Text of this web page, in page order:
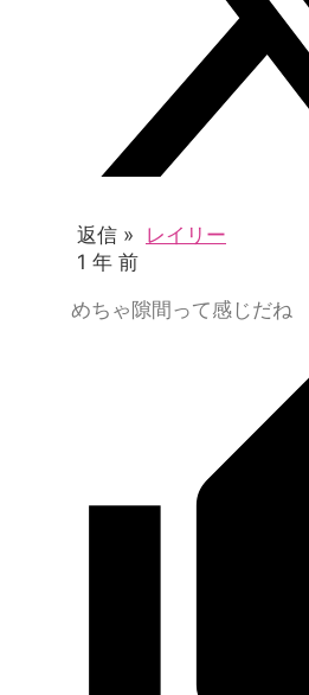
返信 » レイリー
1 年 前
めちゃ隙間って感じだね